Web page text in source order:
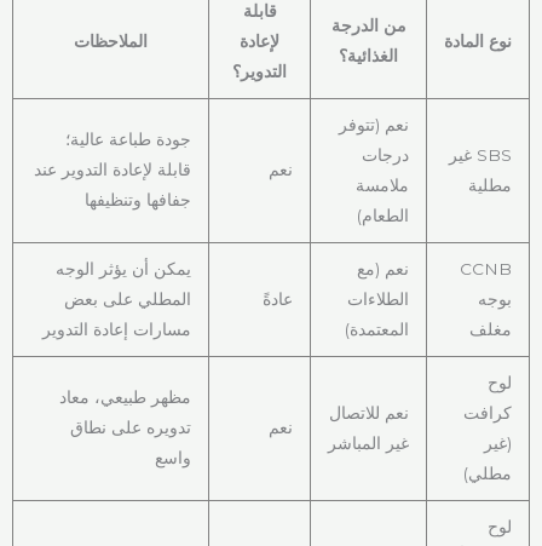
نوع المادة
من الدرجة
الغذائية؟
قابلة
لإعادة
التدوير؟
الملاحظات
SBS غير
مطلية
نعم (تتوفر
درجات
ملامسة
الطعام)
نعم
جودة طباعة عالية؛
قابلة لإعادة التدوير عند
جفافها وتنظيفها
CCNB
بوجه
مغلف
نعم (مع
الطلاءات
المعتمدة)
عادةً
يمكن أن يؤثر الوجه
المطلي على بعض
مسارات إعادة التدوير
لوح
كرافت
(غير
مطلي)
نعم للاتصال
غير المباشر
نعم
مظهر طبيعي، معاد
تدويره على نطاق
واسع
لوح